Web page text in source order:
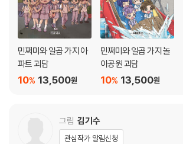
민쩌미와 일곱 가지 아
파트 괴담
13,500원
10%
민쩌미와 일곱 가지 놀
이공원 괴담
13,500원
10%
그림 김기수
관심작가 알림신청